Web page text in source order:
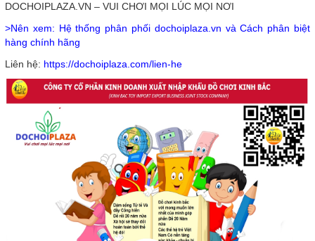
DOCHOIPLAZA.VN – VUI CHƠI MỌI LÚC MỌI NƠI
>Nên xem: Hệ thống phân phối dochoiplaza.vn và Cách phân biệt
hàng chính hãng
Liên hệ: https://dochoiplaza.com/lien-he